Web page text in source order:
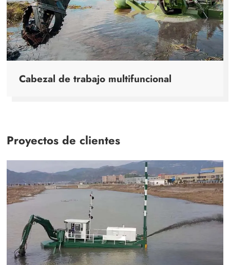
Cabezal de trabajo multifuncional
Proyectos de clientes